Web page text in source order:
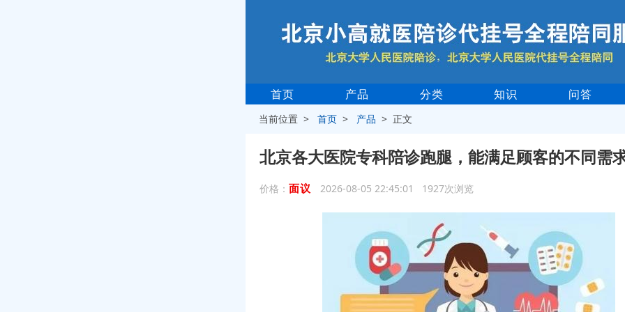
首页 产品 分类 知识 问答
当前位置 >首页 > 产品 > 正文
北京各大医院专科陪诊跑腿，能满足顾客的不同需
价格： 面议 2026-08-05 22:45:01 1927次浏览